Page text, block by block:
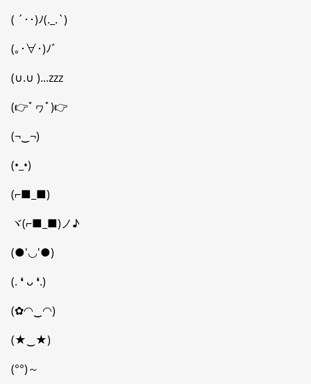
( ´･･)ﾉ(._.`)
(｡･∀･)ﾉﾞ
(∪.∪ )...zzz
(👉ﾟヮﾟ)👉
(¬‿¬)
(•_•)
(⌐■_■)
ヾ(⌐■_■)ノ♪
(●'◡'●)
(. ❛ ᴗ ❛.)
(✿◠‿◠)
(★‿★)
(°°)～